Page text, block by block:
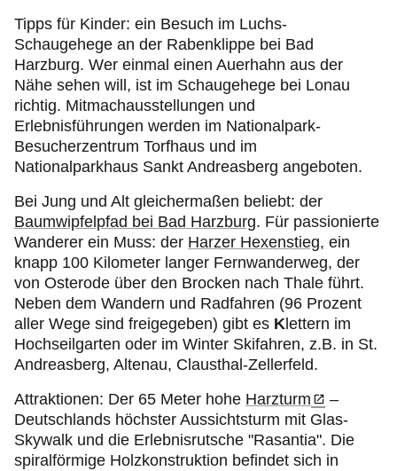
Tipps für Kinder: ein Besuch im Luchs-
Schaugehege an der Rabenklippe bei Bad
Harzburg. Wer einmal einen Auerhahn aus der
Nähe sehen will, ist im Schaugehege bei Lonau
richtig. Mitmachausstellungen und
Erlebnisführungen werden im Nationalpark-
Besucherzentrum Torfhaus und im
Nationalparkhaus Sankt Andreasberg angeboten.
Bei Jung und Alt gleichermaßen beliebt: der
Baumwipfelpfad bei Bad Harzburg. Für passionierte
Wanderer ein Muss: der Harzer Hexenstieg, ein
knapp 100 Kilometer langer Fernwanderweg, der
von Osterode über den Brocken nach Thale führt.
Neben dem Wandern und Radfahren (96 Prozent
aller Wege sind freigegeben) gibt es K lettern im
Hochseilgarten oder im Winter Skifahren, z.B. in St.
Andreasberg, Altenau, Clausthal-Zellerfeld.
Attraktionen: Der 65 Meter hohe Harzturm
–
Deutschlands höchster Aussichtsturm mit Glas-
Skywalk und die Erlebnisrutsche "Rasantia". Die
spiralförmige Holzkonstruktion befindet sich in